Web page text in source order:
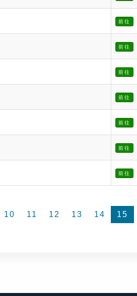
前往
前往
前往
前往
前往
前往
前往
10 11 12 13 14 15